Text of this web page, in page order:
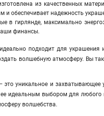
из качественных
и обеспечивает надежность
в гирлянде, максимально
финансы.
подходит для
волшебную атмосферу. Вы
это уникальное и
идеальным выбором для любого
волшебства.